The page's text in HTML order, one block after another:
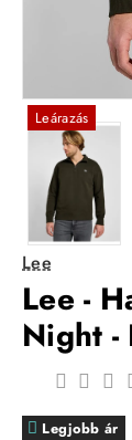
Leárazás
Lee
Lee -
Night
Legjobb ár